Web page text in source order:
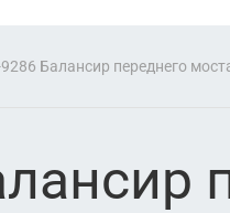
Балансир переднего